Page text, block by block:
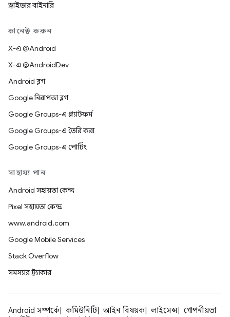
ড্রাইভার বাইনারি
কানেক্ট করুন
X-এ @Android
X-এ @AndroidDev
Android ব্লগ
Google নিরাপত্তা ব্লগ
Google Groups-এ প্ল্যাটফর্ম
Google Groups-এ তৈরি করা
Google Groups-এ পোর্টিং
সাহায্য পান
Android সহায়তা কেন্দ্র
Pixel সহায়তা কেন্দ্র
www.android.com
Google Mobile Services
Stack Overflow
সমস্যার ট্র্যাকার
Android সম্পর্কে কমিউনিটি আইন বিষয়ক লাইসেন্স
গোপনীয়তা